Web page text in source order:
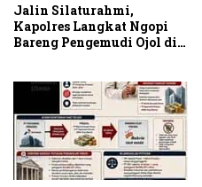
Jalin Silaturahmi,
Kapolres Langkat Ngopi
Bareng Pengemudi Ojol di